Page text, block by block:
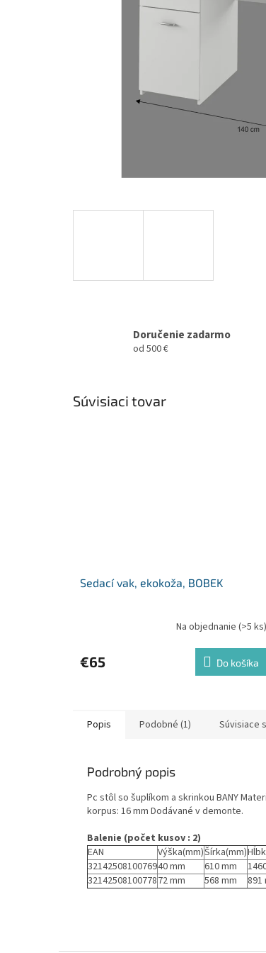
Doručenie zadarmo
od 500 €
Súvisiaci tovar
Sedací vak, ekokoža, BOBEK
Na objednanie (>5 ks)
€65 Do košíka
Popis Podobné (1) Súvisiace
Podrobný popis
Pc stôl so šuplíkom a skrinkou BANY
korpus: 16 mm Dodávané v demonte.
Balenie (počet kusov : 2)
EAN
Výška(mm)Šírka(mm)
3214250810076940 mm 610 mm
3214250810077872 mm 568 mm 891